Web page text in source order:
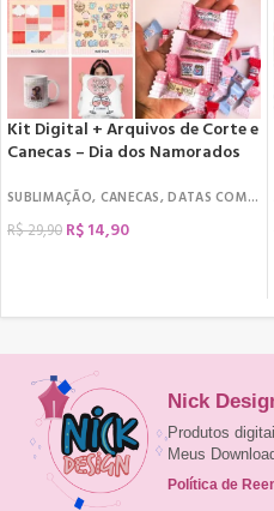
Kit Digital + Arquivos de Corte e
Canecas – Dia dos Namorados
SUBLIMAÇÃO, CANECAS,DATAS COMEMORATIVAS
R$29,90 R$14,90
Nick
Produtos
Meus
Política de